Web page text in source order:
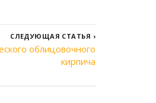
СЛЕДУЮЩАЯ СТАТЬЯ ›
облицовочного
кирпича